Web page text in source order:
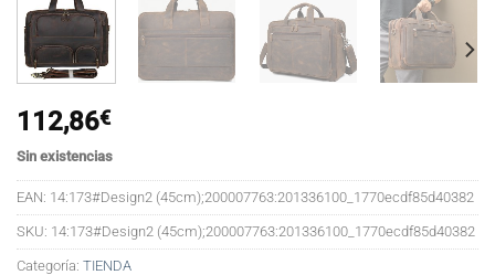
112,86€
Sin existencias
EAN: 14:173#Design2 (45cm);200007763:201336100_1770ecdf85d40382
SKU: 14:173#Design2 (45cm);200007763:201336100_1770ecdf85d40382
Categoría: TIENDA